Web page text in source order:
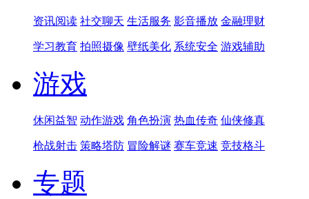
资讯阅读 社交聊天 生活服务 影音播放 金融理财
学习教育 拍照摄像 壁纸美化 系统安全 游戏辅助
游戏
休闲益智 动作游戏 角色扮演 热血传奇 仙侠修真
枪战射击 策略塔防 冒险解谜 赛车竞速 竞技格斗
专题